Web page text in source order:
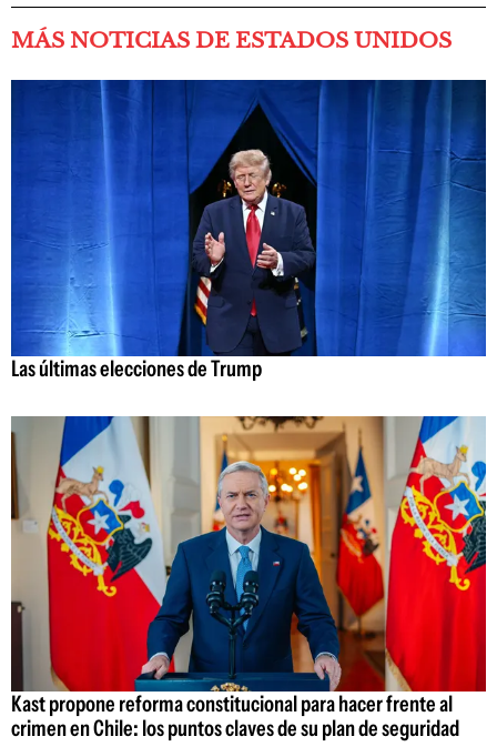
MÁS NOTICIAS DE ESTADOS UNIDOS
Las últimas elecciones de Trump
Kast propone reforma constitucional para hacer frente al
crimen en Chile: los puntos claves de su plan de seguridad